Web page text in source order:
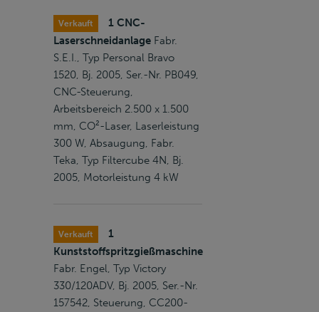
Verkauft
1 CNC-
Laserschneidanlage Fabr.
S.E.I., Typ Personal Bravo
1520, Bj. 2005, Ser.-Nr. PB049,
CNC-Steuerung,
Arbeitsbereich 2.500 x 1.500
mm, CO²-Laser, Laserleistung
300 W, Absaugung, Fabr.
Teka, Typ Filtercube 4N, Bj.
2005, Motorleistung 4 kW
Verkauft
1
Kunststoffspritzgießmaschine
Fabr. Engel, Typ Victory
330/120ADV, Bj. 2005, Ser.-Nr.
157542, Steuerung, CC200-